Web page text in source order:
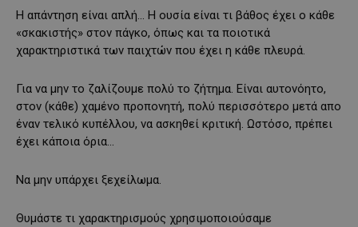
Η απάντηση είναι απλή… Η ουσία είναι τι βάθος έχει ο κάθε
«σκακιστής» στον πάγκο, όπως και τα ποιοτικά
χαρακτηριστικά των παιχτών που έχει η κάθε πλευρά.
Για να μην το ζαλίζουμε πολύ το ζήτημα. Είναι αυτονόητο,
στον (κάθε) χαμένο προπονητή, πολύ περισσότερο μετά απο
έναν τελικό κυπέλλου, να ασκηθεί κριτική. Ωστόσο, πρέπει
έχει κάποια όρια…
Να μην υπάρχει ξεχείλωμα.
Θυμάστε τι χαρακτηρισμούς χρησιμοποιούσαμε